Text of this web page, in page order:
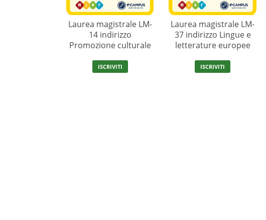
Laurea magistrale LM-
14 indirizzo
Promozione culturale
ISCRIVITI
Laurea magistrale LM-
37 indirizzo Lingue e
letterature europee
ISCRIVITI